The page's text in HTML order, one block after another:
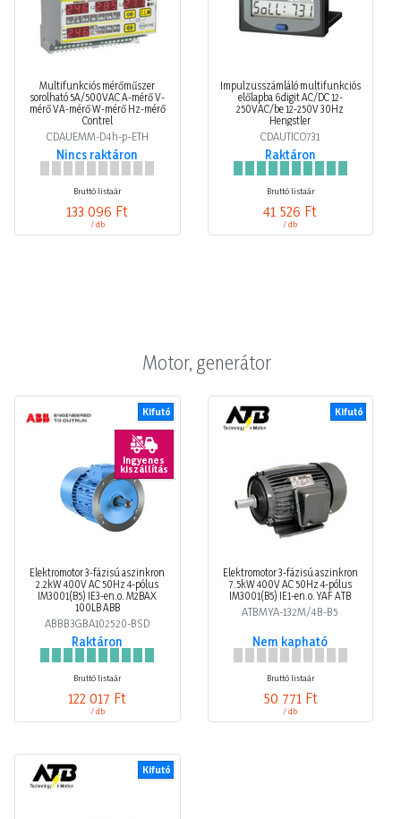
Multifunkciós mérőműszer
sorolható 5A/500VAC A-mérő V-
mérő VA-mérő W-mérő Hz-mérő
Contrel
CDAUEMM-D4h-p-ETH
Nincs raktáron
Bruttó listaár
133 096 Ft
/ db
Impulzusszámláló multifunkciós
előlapba 6digit AC/DC 12-
250VAC/be 12-250V 30Hz
Hengstler
CDAUTICO731
Raktáron
Bruttó listaár
41 526 Ft
/ db
Motor, generátor
Kifutó
Ingyenes
kiszállítás
Elektromotor 3-fázisú aszinkron
2.2kW 400V AC 50Hz 4-pólus
IM3001(B5) IE3-en.o. M2BAX
100LB ABB
ABBB3GBA102520-BSD
Raktáron
Bruttó listaár
122 017 Ft
/ db
Kifutó
Elektromotor 3-fázisú aszinkron
7.5kW 400V AC 50Hz 4-pólus
IM3001(B5) IE1-en.o. YAF ATB
ATBMYA-132M/4B-B5
Nem kapható
Bruttó listaár
50 771 Ft
/ db
Kifutó